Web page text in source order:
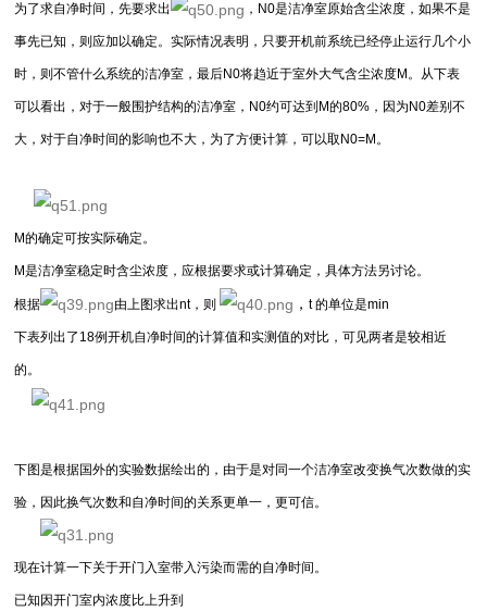
为了求自净时间，先要求出 ，N0是洁净室原始含尘浓度，如果不是
事先已知，则应加以确定。实际情况表明，只要开机前系统已经停止运行几个小
时，则不管什么系统的洁净室，最后N0将趋近于室外大气含尘浓度M。从下表
可以看出，对于一般围护结构的洁净室，N0约可达到M的80%，因为N0差别不
大，对于自净时间的影响也不大，为了方便计算，可以取N0=M。
M的确定可按实际确定。
M是洁净室稳定时含尘浓度，应根据要求或计算确定，具体方法另讨论。
根据 由上图求出nt，则 ，t 的单位是min
下表列出了18例开机自净时间的计算值和实测值的对比，可见两者是较相近
的。
下图是根据国外的实验数据绘出的，由于是对同一个洁净室改变换气次数做的实
验，因此换气次数和自净时间的关系更单一，更可信。
现在计算一下关于开门入室带入污染而需的自净时间。
已知因开门室内浓度比上升到